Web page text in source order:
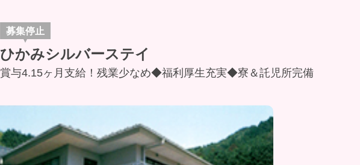
募集停止
ひかみシルバーステイ
賞与4.15ヶ月支給！残業少なめ◆福利厚生充実◆寮＆託児所完備